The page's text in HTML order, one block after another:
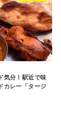
気分！駅近で味
カレー「タージ